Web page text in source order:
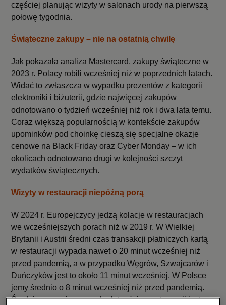
częściej planując wizyty w salonach urody na pierwszą
połowę tygodnia.
Świąteczne zakupy – nie na ostatnią chwilę
Jak pokazała analiza Mastercard, zakupy świąteczne w
2023 r. Polacy robili wcześniej niż w poprzednich latach.
Widać to zwłaszcza w wypadku prezentów z kategorii
elektroniki i biżuterii, gdzie najwięcej zakupów
odnotowano o tydzień wcześniej niż rok i dwa lata temu.
Coraz większą popularnością w kontekście zakupów
upominków pod choinkę cieszą się specjalne okazje
cenowe na Black Friday oraz Cyber Monday – w ich
okolicach odnotowano drugi w kolejności szczyt
wydatków świątecznych.
Wizyty w restauracji niepóźną porą
W 2024 r. Europejczycy jedzą kolacje w restauracjach
we wcześniejszych porach niż w 2019 r. W Wielkiej
Brytanii i Austrii średni czas transakcji płatniczych kartą
w restauracji wypada nawet o 20 minut wcześniej niż
przed pandemią, a w przypadku Węgrów, Szwajcarów i
Duńczyków jest to około 11 minut wcześniej. W Polsce
jemy średnio o 8 minut wcześniej niż przed pandemią.
Średnia pora wieczornych płatności w restauracji jest u